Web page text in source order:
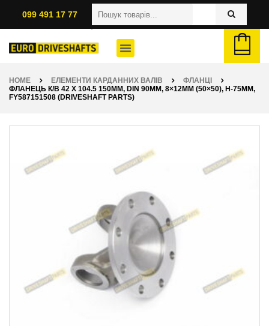
099 491 17 77
HOME ЕЛЕМЕНТИ КАРДАННИХ ВАЛІВ
ФЛАНЦІ
ФЛАНЕЦЬ К/В 42 X 104.5 150ММ, DIN 90ММ, 8×12ММ (50×50), H-75ММ,
FY587151508 (DRIVESHAFT PARTS)